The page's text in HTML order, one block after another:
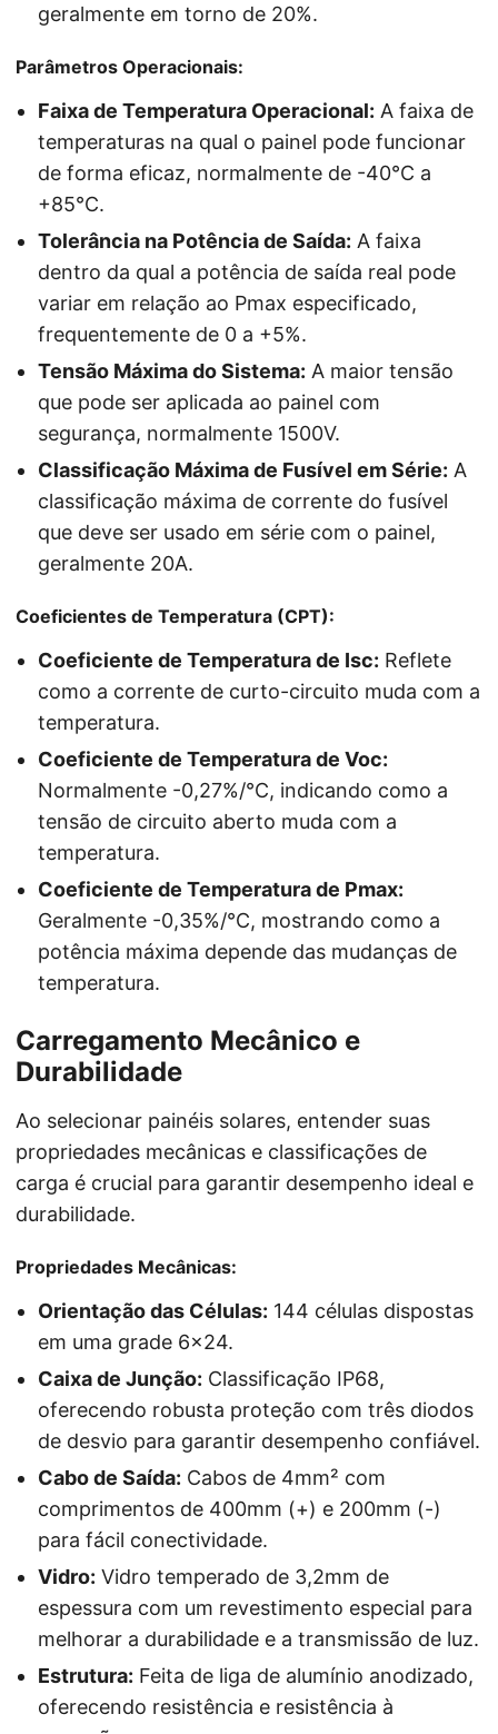
geralmente em torno de 20%.
Parâmetros Operacionais:
Faixa de Temperatura Operacional: A faixa de
temperaturas na qual o painel pode funcionar
de forma eficaz, normalmente de -40°C a
+85°C.
Tolerância na Potência de Saída: A faixa
dentro da qual a potência de saída real pode
variar em relação ao Pmax especificado,
frequentemente de 0 a +5%.
Tensão Máxima do Sistema: A maior tensão
que pode ser aplicada ao painel com
segurança, normalmente 1500V.
Classificação Máxima de Fusível em Série: A
classificação máxima de corrente do fusível
que deve ser usado em série com o painel,
geralmente 20A.
Coeficientes de Temperatura (CPT):
Coeficiente de Temperatura de Isc: Reflete
como a corrente de curto-circuito muda com a
temperatura.
Coeficiente de Temperatura de Voc:
Normalmente -0,27%/°C, indicando como a
tensão de circuito aberto muda com a
temperatura.
Coeficiente de Temperatura de Pmax:
Geralmente -0,35%/°C, mostrando como a
potência máxima depende das mudanças de
temperatura.
Carregamento Mecânico e
Durabilidade
Ao selecionar painéis solares, entender suas
propriedades mecânicas e classificações de
carga é crucial para garantir desempenho ideal e
durabilidade.
Propriedades Mecânicas:
Orientação das Células: 144 células dispostas
em uma grade 6x24.
Caixa de Junção: Classificação IP68,
oferecendo robusta proteção com três diodos
de desvio para garantir desempenho confiável.
Cabo de Saída: Cabos de 4mm² com
comprimentos de 400mm (+) e 200mm (-)
para fácil conectividade.
Vidro: Vidro temperado de 3,2mm de
espessura com um revestimento especial para
melhorar a durabilidade e a transmissão de luz.
Estrutura: Feita de liga de alumínio anodizado,
oferecendo resistência e resistência à